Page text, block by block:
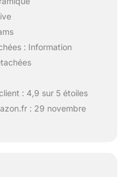
: Information
: 4,9 sur 5 étoiles
: 29 novembre